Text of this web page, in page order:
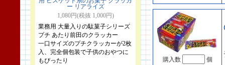
ー リアライズ
1,080円(税抜 1,000円)
業務用 大量入りの駄菓子シリーズ
プチ あたり前田のクラッカー
一口サイズのプチクラッカーが2枚
入、完全個包装で子供のおやつに
もぴったり
購入数 個